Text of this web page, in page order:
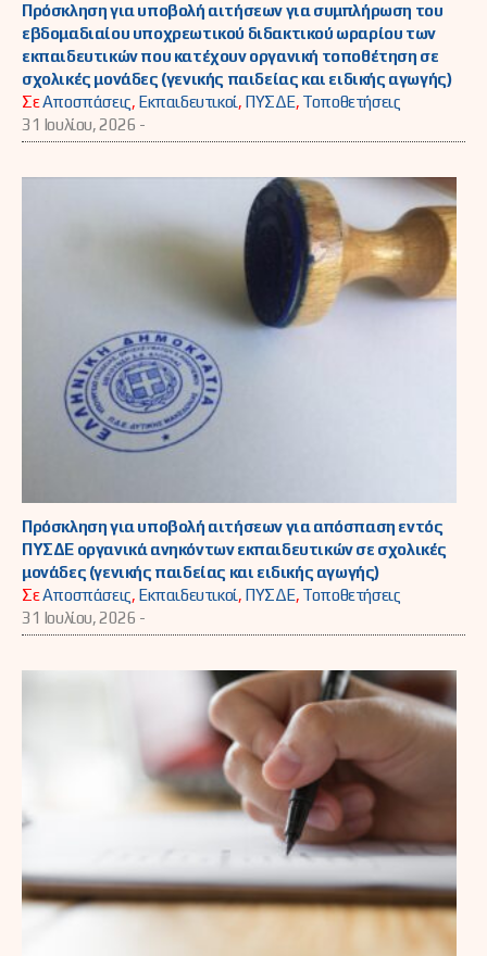
Πρόσκληση για υποβολή αιτήσεων για συμπλήρωση του
εβδομαδιαίου υποχρεωτικού διδακτικού ωραρίου των
εκπαιδευτικών που κατέχουν οργανική τοποθέτηση σε
σχολικές μονάδες (γενικής παιδείας και ειδικής αγωγής)
ΣεΑποσπάσεις, Εκπαιδευτικοί, ΠΥΣΔΕ, Τοποθετήσεις
31 Ιουλίου, 2026 -
Πρόσκληση για υποβολή αιτήσεων για απόσπαση εντός
ΠΥΣΔΕ οργανικά ανηκόντων εκπαιδευτικών σε σχολικές
μονάδες (γενικής παιδείας και ειδικής αγωγής)
ΣεΑποσπάσεις, Εκπαιδευτικοί, ΠΥΣΔΕ, Τοποθετήσεις
31 Ιουλίου, 2026 -